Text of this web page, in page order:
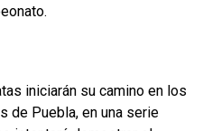
iniciarán su camino en los
de Puebla, en una serie